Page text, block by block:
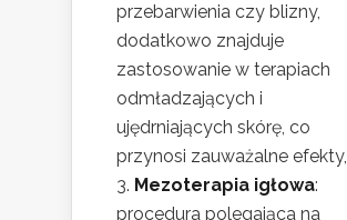
przebarwienia czy blizny,
dodatkowo znajduje
zastosowanie w terapiach
odmładzających i
ujędrniających skórę, co
przynosi zauważalne efekty,
Mezoterapia igłowa:
procedura polegająca na